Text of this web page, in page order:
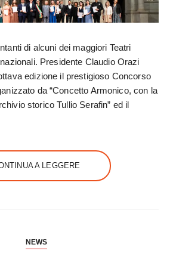
di alcuni dei maggiori Teatri
Presidente Claudio Orazi
edizione il prestigioso Concorso
da “Concetto Armonico, con la
storico Tullio Serafin” ed il
A LEGGERE
NEWS